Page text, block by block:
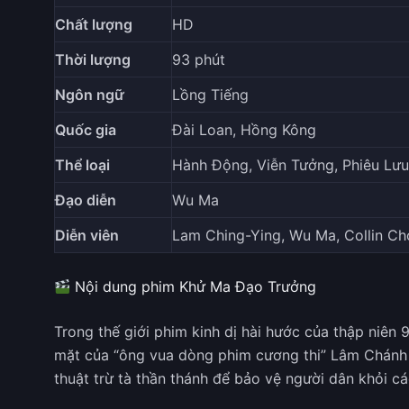
Chất lượng
HD
Thời lượng
93 phút
Ngôn ngữ
Lồng Tiếng
Quốc gia
Đài Loan, Hồng Kông
Thể loại
Hành Động, Viễn Tưởng, Phiêu
Đạo diễn
Wu Ma
Diễn viên
Lam Ching-Ying, Wu Ma, Collin
Nội dung phim Khử Ma Đạo Trưởng
Trong thế giới phim kinh dị hài hước của thập niên
mặt của “ông vua dòng phim cương thi” Lâm
thuật trừ tà thần thánh để bảo vệ người dân khỏi